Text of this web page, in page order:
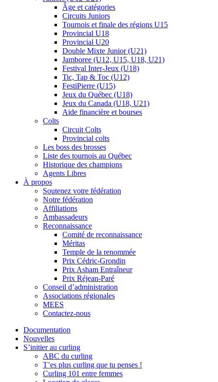
Âge et catégories
Circuits Juniors
Tournois et finale des régions U15
Provincial U18
Provincial U20
Double Mixte Junior (U21)
Jamboree (U12, U15, U18, U21)
Festival Inter-Jeux (U18)
Tic, Tap & Toc (U12)
FestiPierre (U15)
Jeux du Québec (U18)
Jeux du Canada (U18, U21)
Aide financière et bourses
Colts
Circuit Colts
Provincial colts
Les boss des brosses
Liste des tournois au Québec
Historique des champions
Agents Libres
À propos
Soutenez votre fédération
Notre fédération
Affiliations
Ambassadeurs
Reconnaissance
Comité de reconnaissance
Méritas
Temple de la renommée
Prix Cédric-Grondin
Prix Asham Entraîneur
Prix Réjean-Paré
Conseil d’administration
Associations régionales
MEES
Contactez-nous
Documentation
Nouvelles
S’initier au curling
ABC du curling
T’es plus curling que tu penses !
Curling 101 entre femmes